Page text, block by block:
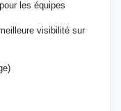
les équipes
visibilité sur